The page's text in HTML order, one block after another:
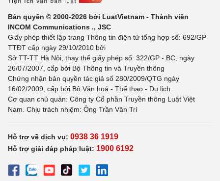
Bản quyền © 2000-2026 bởi LuatVietnam - Thành viên
INCOM Communications ., JSC
Giấy phép thiết lập trang Thông tin điện tử tổng hợp số: 692/GP-
TTĐT cấp ngày 29/10/2010 bởi
Sở TT-TT Hà Nội, thay thế giấy phép số: 322/GP - BC, ngày
26/07/2007, cấp bởi Bộ Thông tin và Truyền thông
Chứng nhận bản quyền tác giả số 280/2009/QTG ngày
16/02/2009, cấp bởi Bộ Văn hoá - Thể thao - Du lịch
Cơ quan chủ quản: Công ty Cổ phần Truyền thông Luật Việt
Nam. Chịu trách nhiệm: Ông Trần Văn Trí
Hỗ trợ về dịch vụ: 0938 36 1919
Hỗ trợ giải đáp pháp luật: 1900 6192